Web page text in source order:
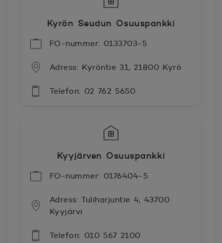
Kyrön Seudun Osuuspankki
FO-nummer: 0133703-5
Adress: Kyröntie 31, 21800 Kyrö
Telefon: 02 762 5650
Kyyjärven Osuuspankki
FO-nummer: 0176404-5
Adress: Tuliharjuntie 4, 43700
Kyyjärvi
Telefon: 010 567 2100